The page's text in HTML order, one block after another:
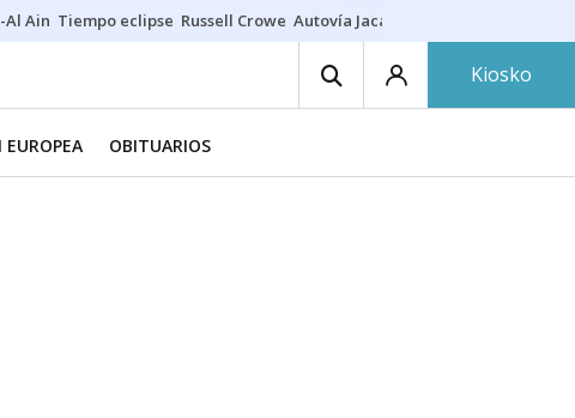
Al Ain Tiempo eclipse Russell Crowe Autovía Jaca
Kiosko
OBITUARIOS